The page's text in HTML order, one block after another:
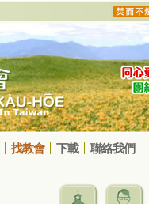
找教會 下載 聯絡我們